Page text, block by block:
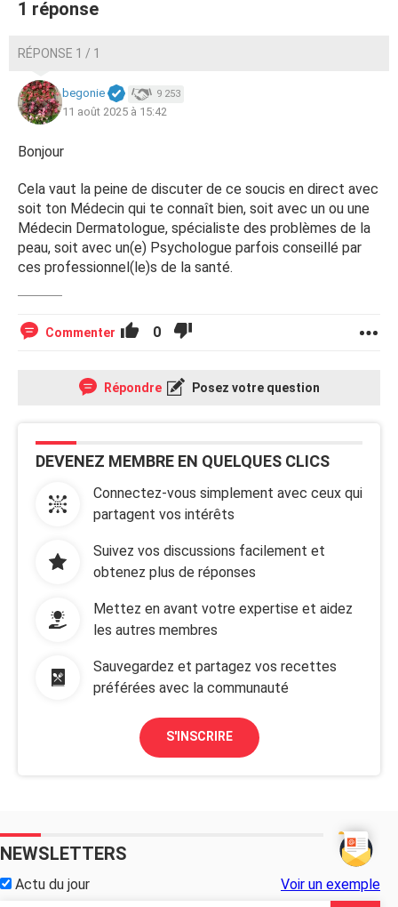
ventre, mon dos et mes bras à chaque fois que je vais
chez ma belle-mère. Ça démange pendant quelques
semaines et après, ça part. Une idée de ce que ça pourrait
être ?
Petite précision : je ne dors pas chez elle, mais je pose
mes affaires sur le lit de mon beau-frère. Je reste toute
la journée dans le jardin en maillot de bain sur des chaises
en plastique avec un petit coussin sous les fesses. Elle a
deux chats et des poules, mais je ne les touche pas. Il y a
des plantes dans son jardin. Je mets de la crème solaire.
1 réponse
RÉPONSE 1 / 1
begonie 9 253
11 août 2025 à 15:42
Bonjour
Cela vaut la peine de discuter de ce soucis en direct avec
soit ton Médecin qui te connaît bien, soit avec un ou une
Médecin Dermatologue, spécialiste des problèmes de la
peau, soit avec un(e) Psychologue parfois conseillé par
ces professionnel(le)s de la santé.
Commenter 0
Répondre Posez votre question
DEVENEZ MEMBRE EN QUELQUES CLICS
Connectez-vous simplement avec ceux qui
partagent vos intérêts
Suivez vos discussions facilement et
obtenez plus de réponses
Mettez en avant votre expertise et aidez
les autres membres
Sauvegardez et partagez vos recettes
préférées avec la communauté
S'INSCRIRE
NEWSLETTERS
Actu du jour Voir un exemple